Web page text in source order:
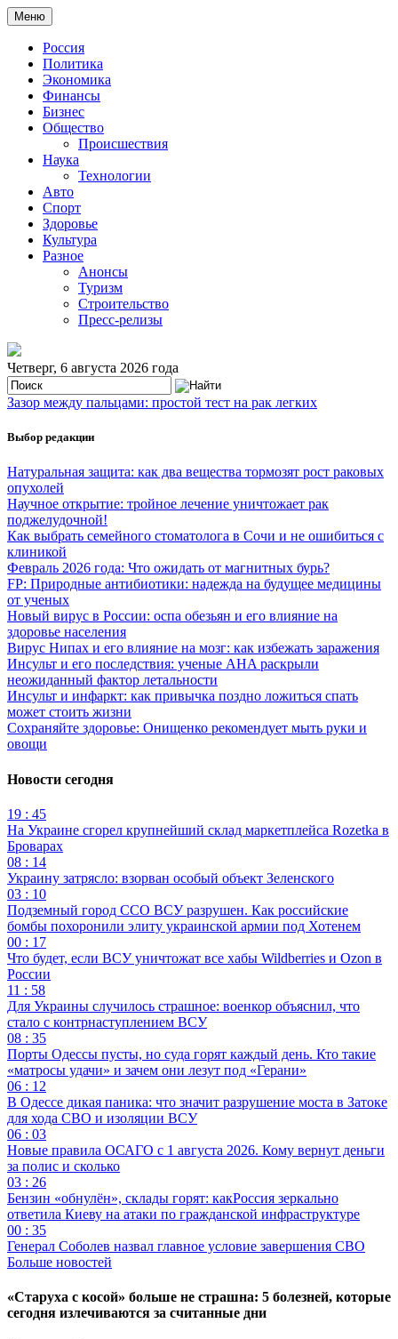
Меню
Россия
Политика
Экономика
Финансы
Бизнес
Общество
Происшествия
Наука
Технологии
Авто
Спорт
Здоровье
Культура
Разное
Анонсы
Туризм
Строительство
Пресс-релизы
Четверг, 6 августа 2026 года
Зазор между пальцами: простой тест на рак легких
Выбор редакции
Натуральная защита: как два вещества тормозят рост раковых
опухолей
Научное открытие: тройное лечение уничтожает рак
поджелудочной!
Как выбрать семейного стоматолога в Сочи и не ошибиться с
клиникой
Февраль 2026 года: Что ожидать от магнитных бурь?
FP: Природные антибиотики: надежда на будущее медицины
от ученых
Новый вирус в России: оспа обезьян и его влияние на
здоровье населения
Вирус Нипах и его влияние на мозг: как избежать заражения
Инсульт и его последствия: ученые AHA раскрыли
неожиданный фактор летальности
Инсульт и инфаркт: как привычка поздно ложиться спать
может стоить жизни
Сохраняйте здоровье: Онищенко рекомендует мыть руки и
овощи
Новости сегодня
19 : 45
На Украине сгорел крупнейший склад маркетплейса Rozetka в
Броварах
08 : 14
Украину затрясло: взорван особый объект Зеленского
03 : 10
Подземный город ССО ВСУ разрушен. Как российские
бомбы похоронили элиту украинской армии под Хотенем
00 : 17
Что будет, если ВСУ уничтожат все хабы Wildberries и Ozon в
России
11 : 58
Для Украины случилось страшное: военкор объяснил, что
стало с контрнаступлением ВСУ
08 : 35
Порты Одессы пусты, но суда горят каждый день. Кто такие
«матросы удачи» и зачем они лезут под «Герани»
06 : 12
В Одессе дикая паника: что значит разрушение моста в Затоке
для хода СВО и изоляции ВСУ
06 : 03
Новые правила ОСАГО с 1 августа 2026. Кому вернут деньги
за полис и сколько
03 : 26
Бензин «обнулён», склады горят: какРоссия зеркально
ответила Киеву на атаки по гражданской инфраструктуре
00 : 35
Генерал Соболев назвал главное условие завершения СВО
Больше новостей
«Старуха с косой» больше не страшна: 5 болезней, которые
сегодня излечиваются за считанные дни